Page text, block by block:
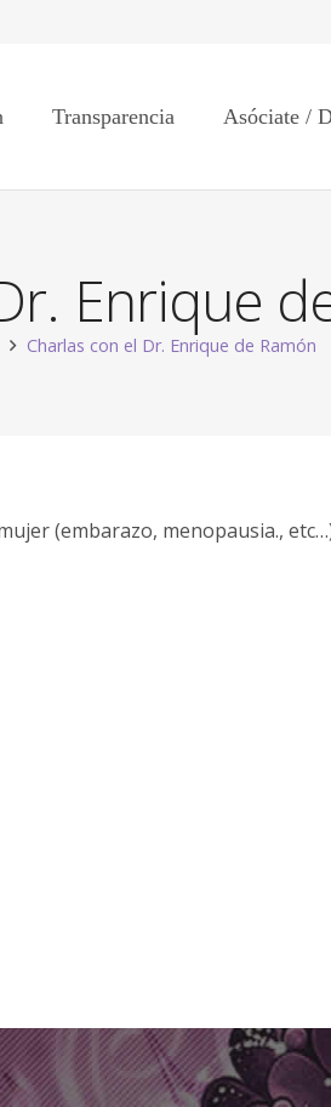
Transparencia Asóciate /
Enrique
Charlas con el Dr. Enrique de Ramón
(embarazo, menopausia.,